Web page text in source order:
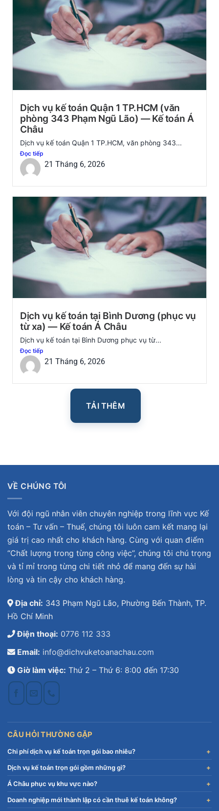
Dịch vụ kế toán Quận 1 TP.HCM (văn
phòng 343 Phạm Ngũ Lão) — Kế toán Á
Châu
Dịch vụ kế toán Quận 1 TP.HCM, văn phòng 343...
Đọc tiếp
21 Tháng 6, 2026
Dịch vụ kế toán tại Bình Dương (phục vụ
từ xa) — Kế toán Á Châu
Dịch vụ kế toán tại Bình Dương phục vụ từ...
Đọc tiếp
21 Tháng 6, 2026
TẢI THÊM
VỀ CHÚNG TÔI
Với đội ngũ nhân viên chuyên nghiệp trong lĩnh vực Kế
toán – Tư vấn – Thuế, chúng tôi luôn cam kết mang lại
giá trị cao nhất cho khách hàng. Cùng với quan điểm
“Chất lượng trong từng công việc”, chúng tôi chú trọng
và tỉ mỉ trong từng chi tiết nhỏ để mang đến sự hài
lòng và tin cậy cho khách hàng.
Địa chỉ: 343 Phạm Ngũ Lão, Phường Bến Thành, TP.
Hồ Chí Minh
Điện thoại: 0776 112 333
Email: info@dichvuketoanachau.com
Giờ làm việc: Thứ 2 – Thứ 6: 8:00 đến 17:30
CÂU HỎI THƯỜNG GẶP
Chi phí dịch vụ kế toán trọn gói bao nhiêu?
Dịch vụ kế toán trọn gói gồm những gì?
Á Châu phục vụ khu vực nào?
Doanh nghiệp mới thành lập có cần thuê kế toán không?